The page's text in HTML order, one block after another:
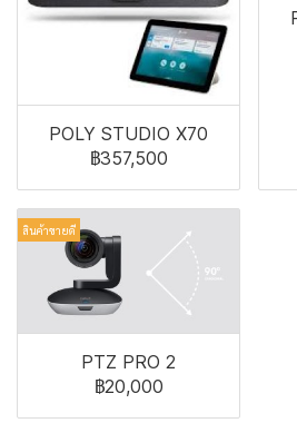
POLY STUDIO X70
฿357,500
สินค้าขายดี
PTZ PRO 2
฿20,000